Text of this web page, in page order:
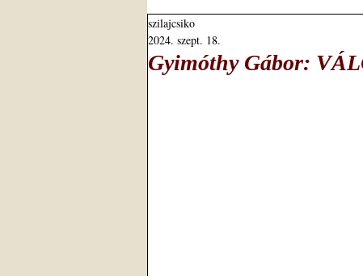
Gyimóthy Gábor:
szilajcsiko
2024. szept. 18.